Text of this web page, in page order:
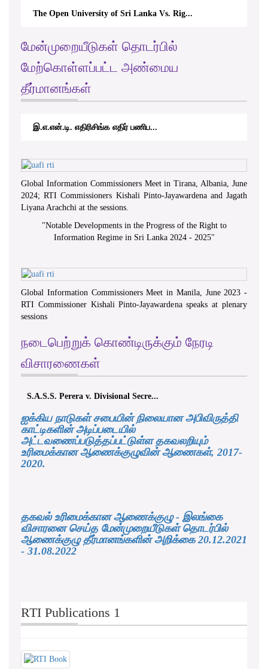
The Open University of Sri Lanka Vs. Rig...
மேன்முறையீடுகள் தொடர்பில்
மேற்கொள்ளப்பட்ட அண்மைய
தீர்மானங்கள்
இ.எ.என்.டி. எதிரிசிங்க எதிர் பணிப...
Global Information Commissioners Meet in Tirana, Albania, June
2024; RTI Commissioners Kishali Pinto-Jayawardena and Jagath
Liyana Arachchi at the sessions.
"Notable Developments in the Progress of the Right to
Information Regime in Sri Lanka 2024 - 2025"
Global Information Commissioners Meet in Manila, June 2023 -
RTI Commissioner Kishali Pinto-Jayawardena speaks at plenary
sessions
நடைபெற்றுக் கொண்டிருக்கும் நேரடி
விசாரணைகள்
S.A.S.S. Perera v. Divisional Secre...
ஐக்கிய நாடுகள் சபையின் நிலையான அபிவிருத்தி
காட்டிகளின் அடிப்படையில்
அட்டவணைப்படுத்தப்பட்டுள்ள தகவலறியும்
உரிமைக்கான ஆணைக்குழுவின் ஆணைகள், 2017-
2020.
தகவல் உரிமைக்கான ஆணைக்குழு - இலங்கை
விசாரனை செய்த மேன்முறையீடுகள் தொடர்பில்
ஆணைக்குழு தீர்மானங்களின் அறிக்கை 20.12.2021
- 31.08.2022
RTI Publications 1